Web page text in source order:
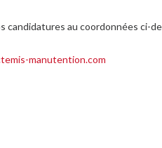
candidatures au coordonnées ci-
manutention.com